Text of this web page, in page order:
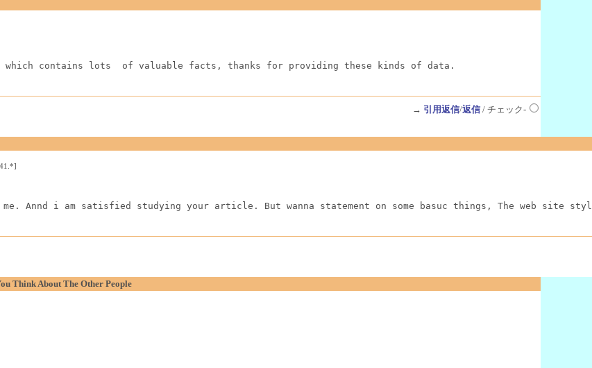
contains lots  of valuable facts, thanks for providing these kinds of data.
→ 引用返信/返信/ チェック-
Annd i am satisfied studying your article. But wanna statement on some basuc things, The web
Think About The Other People